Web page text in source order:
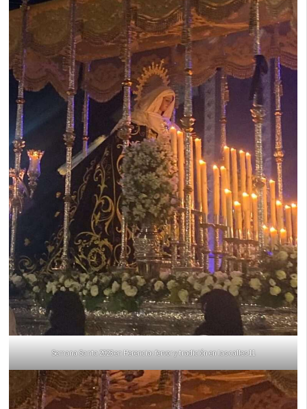
Semana Santa 2023 en Herencia: fervor y tradición en las calles 11